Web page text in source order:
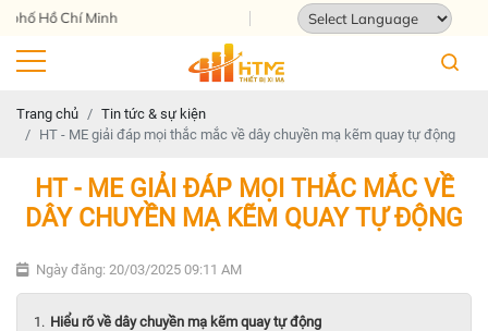
Địa chỉ: 124 Tam Châu, Tam Bình,
Trang chủ
Tin tức & sự kiện
HT - ME giải đáp mọi thắc mắc về dây chuyền mạ kẽm quay tự động
HT - ME GIẢI ĐÁP MỌI THẮC MẮC VỀ
DÂY CHUYỀN MẠ KẼM QUAY TỰ ĐỘNG
Ngày đăng: 20/03/2025 09:11 AM
Hiểu rõ về dây chuyền mạ kẽm quay tự động